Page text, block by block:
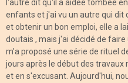
l'autre dit qu'il a aidée tombée
enfants et j'ai vu un autre qui dit
et obtenir un bon emploi, elle a
doutais , mais j'ai décidé de faire
m'a proposé une série de rituel
jours après le début des
et en s'excusant. Aujourd'hui,